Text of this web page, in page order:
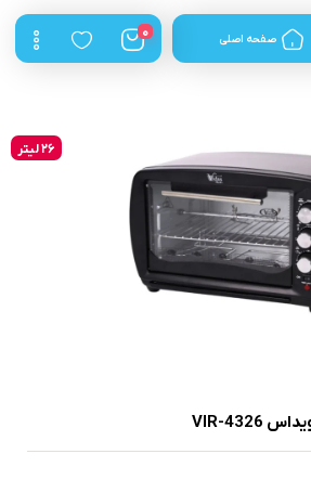
صفحه اصلی 0
26 لیتر